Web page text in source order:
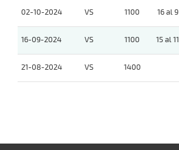
02-10-2024 VS 1100 16 al 9
16-09-2024 VS 1100 15 al 11
21-08-2024 VS 1400